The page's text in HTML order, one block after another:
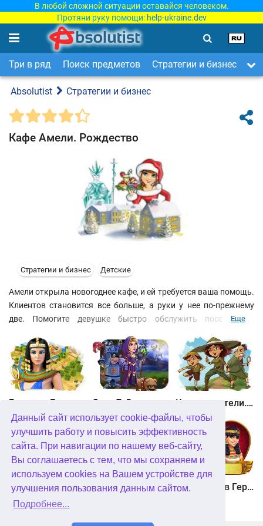
Данный сайт использует cookie-файлы, чтобы
улучшить работу и повысить эффективность
сайта. При навигации по нашему веб-сайту,
Вы соглашаетесь с тем, что мы сохраняем и
используем cookies на Вашем устройстве для
улучшения пользования данным сайтом.
Подробнее...
В любой сложной ситуации оставайся человеком.
Протяни руку помощи: help-ukraine.dev
Три в ряд Поиск предметов Стратегии и бизнес
Absolutist Стратегии и бизнес
Кафе Амели. Рождество
Стратегии и бизнес Детские
Амели открыла новогоднее кафе, и ей требуется ваша помощь.
Клиентов становится все больше, а руки у нее по-прежнему
две. Помогите девушке быстро обслужить посетителей,
щетками и заработать кучу бонусов! Следите, чтобы ни один
повар не стоял без дела. В противном случае клиент не
получит свой заказ вовремя и покинет заведение. А имидж
кафе превыше всего!
Еще
Кладоискатели. Камень души
Кладоискатели. Снежная королева. Коллекционное издание Алисия Квотермейн 3. Тайна пылающего золота. Коллекционное издание 12 подвигов Геракла. Как я встретил Мегару. Коллекционное издание